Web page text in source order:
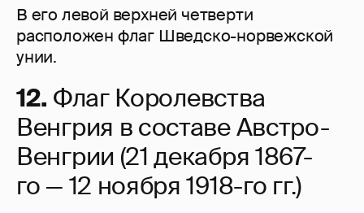
В его левой верхней четверти
расположен флаг Шведско-норвежской
унии.
12. Флаг Королевства
Венгрия в составе Австро-
Венгрии (21 декабря 1867-
го — 12 ноября 1918-го гг.)